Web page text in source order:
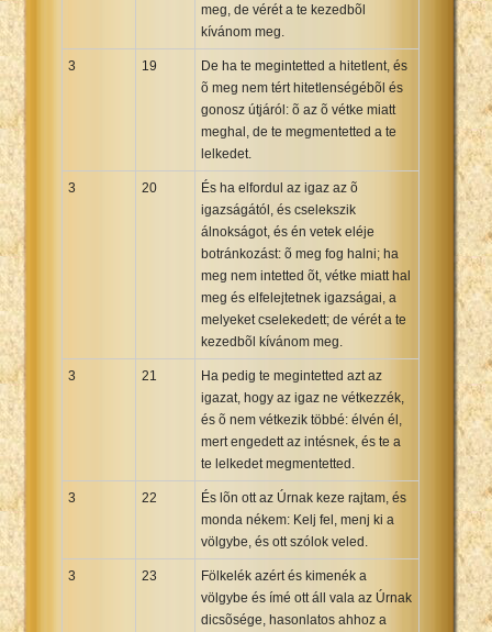
meg, de vérét a te kezedbõl
kívánom meg.
3 19
De ha te megintetted a hitetlent, és
õ meg nem tért hitetlenségébõl és
gonosz útjáról: õ az õ vétke miatt
meghal, de te megmentetted a te
lelkedet.
3 20
És ha elfordul az igaz az õ
igazságától, és cselekszik
álnokságot, és én vetek eléje
botránkozást: õ meg fog halni; ha
meg nem intetted õt, vétke miatt hal
meg és elfelejtetnek igazságai, a
melyeket cselekedett; de vérét a te
kezedbõl kívánom meg.
3 21
Ha pedig te megintetted azt az
igazat, hogy az igaz ne vétkezzék,
és õ nem vétkezik többé: élvén él,
mert engedett az intésnek, és te a
te lelkedet megmentetted.
3 22
És lõn ott az Úrnak keze rajtam, és
monda nékem: Kelj fel, menj ki a
völgybe, és ott szólok veled.
3 23
Fölkelék azért és kimenék a
völgybe és ímé ott áll vala az Úrnak
dicsõsége, hasonlatos ahhoz a